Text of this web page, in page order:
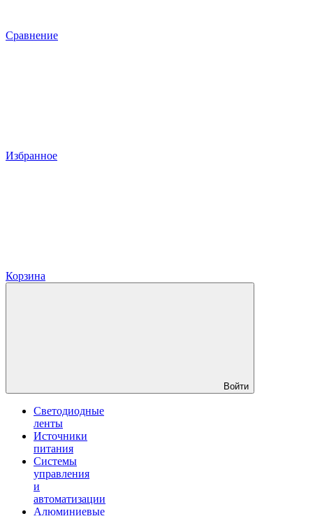
Сравнение
Избранное
Корзина
Войти
Светодиодные
ленты
Источники
питания
Системы
управления
и
автоматизации
Алюминиевые